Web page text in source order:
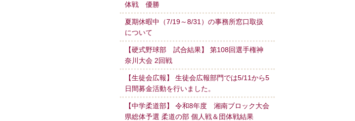
体戦 優勝
夏期休暇中（7/19～8/31）の事務所窓口取扱
について
【硬式野球部 試合結果】 第108回選手権神
奈川大会 2回戦
【生徒会広報】 生徒会広報部門では5/11から5
日間募金活動を行いました。
【中学柔道部】 令和8年度 湘南ブロック大会
県総体予選 柔道の部 個人戦＆団体戦結果